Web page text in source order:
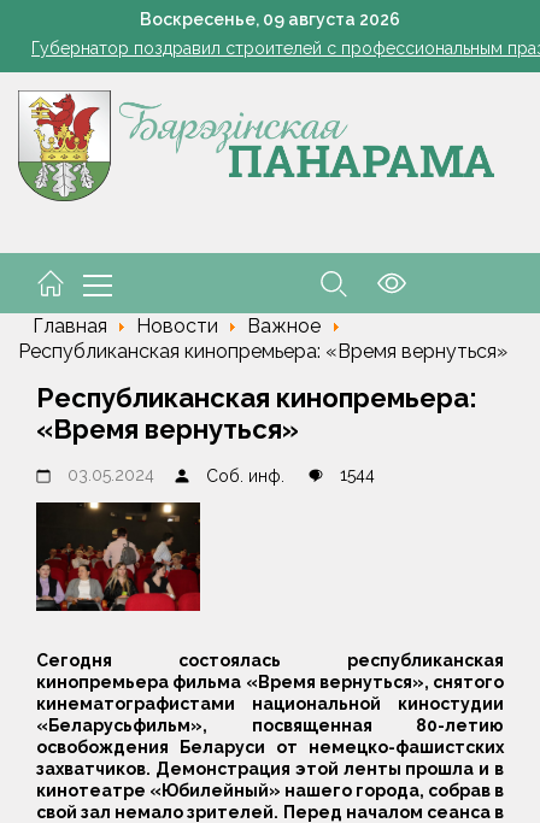
Воскресенье, 09 августа 2026
а розацеа обострилась? Врач объяснила, почему
Губернатор поздравил строителей с профессиональным
Огород без простоев: превращаем чесночную грядку в
жара ушла, но лето не спешит прощаться. Рябов рассказал о
а розацеа обострилась? Врач объяснила, почему
Главная Новости
Важное
Республиканская кинопремьера: «Время вернуться»
Республиканская кинопремьера:
«Время вернуться»
03.05.2024 Соб. инф. 1544
Сегодня состоялась республиканская
кинопремьера фильма «Время вернуться», снятого
кинематографистами национальной киностудии
«Беларусьфильм», посвященная 80-летию
освобождения Беларуси от немецко-фашистских
захватчиков. Демонстрация этой ленты прошла и в
кинотеатре «Юбилейный» нашего города, собрав в
свой зал немало зрителей. Перед началом сеанса в